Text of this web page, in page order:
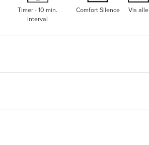
Timer - 10 min.
interval
Comfort Silence Vis alle